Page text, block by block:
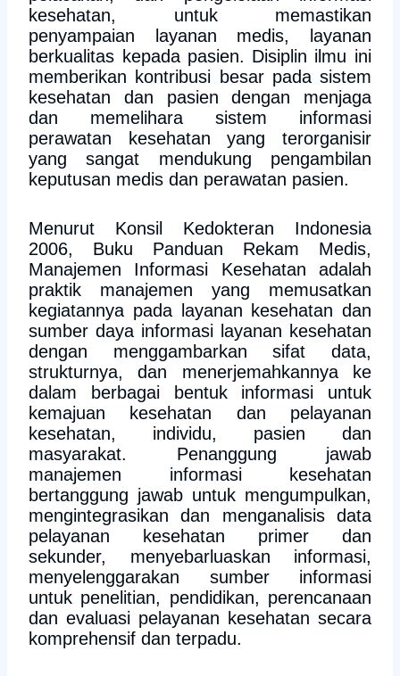
kesehatan, untuk memastikan
penyampaian layanan medis, layanan
berkualitas kepada pasien. Disiplin ilmu ini
memberikan kontribusi besar pada sistem
kesehatan dan pasien dengan menjaga
dan memelihara sistem informasi
perawatan kesehatan yang terorganisir
yang sangat mendukung pengambilan
keputusan medis dan perawatan pasien.
Menurut Konsil Kedokteran Indonesia
2006, Buku Panduan Rekam Medis,
Manajemen Informasi Kesehatan adalah
praktik manajemen yang memusatkan
kegiatannya pada layanan kesehatan dan
sumber daya informasi layanan kesehatan
dengan menggambarkan sifat data,
strukturnya, dan menerjemahkannya ke
dalam berbagai bentuk informasi untuk
kemajuan kesehatan dan pelayanan
kesehatan, individu, pasien dan
masyarakat. Penanggung jawab
manajemen informasi kesehatan
bertanggung jawab untuk mengumpulkan,
mengintegrasikan dan menganalisis data
pelayanan kesehatan primer dan
sekunder, menyebarluaskan informasi,
menyelenggarakan sumber informasi
untuk penelitian, pendidikan, perencanaan
dan evaluasi pelayanan kesehatan secara
komprehensif dan terpadu.